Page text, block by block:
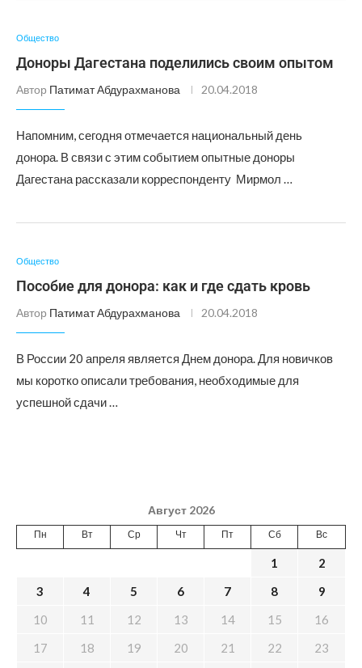
Общество
Доноры Дагестана поделились своим опытом
Автор Патимат Абдурахманова 20.04.2018
Напомним, сегодня отмечается национальный день
донора. В связи с этим событием опытные доноры
Дагестана рассказали корреспонденту Мирмол …
Общество
Пособие для донора: как и где сдать кровь
Автор Патимат Абдурахманова 20.04.2018
В России 20 апреля является Днем донора. Для новичков
мы коротко описали требования, необходимые для
успешной сдачи …
Август 2026
Пн Вт Ср Чт Пт Сб Вс
1
2
3
4 5 6 7 8
9
10
11 12 13 14 15
16
17
18 19 20 21 22
23